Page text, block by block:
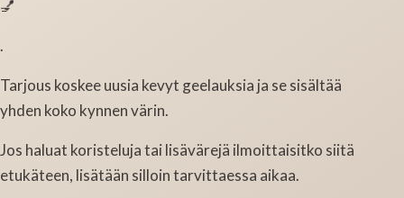
.
Tarjous koskee uusia kevyt geelauksia ja se sisältää
yhden koko kynnen värin.
Jos haluat koristeluja tai lisävärejä ilmoittaisitko siitä
etukäteen, lisätään silloin tarvittaessa aikaa.